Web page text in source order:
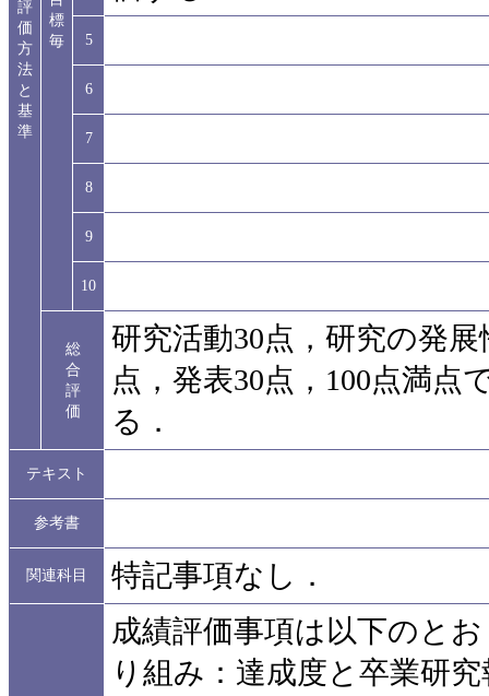
評
価
方
法
と
基
準
標
毎
5
6
7
8
9
10
総
合
評
価
研究活動30点，研究の発
点，発表30点，100点満点
る．
テキスト
参考書
関連科目 特記事項なし．
成績評価事項は以下のと
り組み：達成度と卒業研